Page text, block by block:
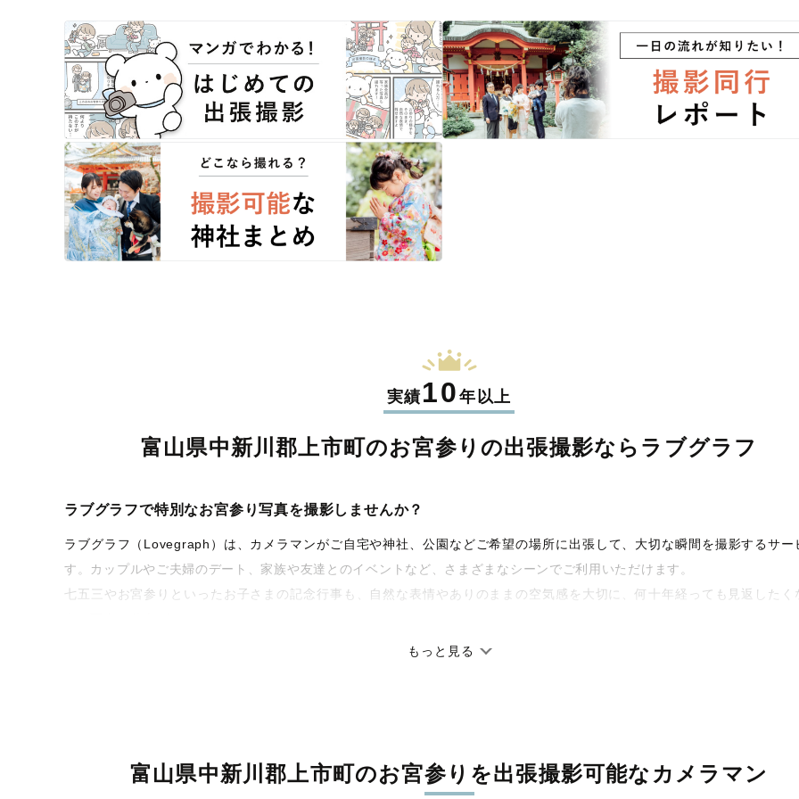
実績10年以上
富山県中新川郡上市町のお宮参りの出張撮影なら ラブグラフ
ラブグラフで特別なお宮参り写真を撮影しませんか？
ラブグラフ（Lovegraph）は、カメラマンがご自宅や神社、公園などご希望の場所に出張して、大切な瞬間を撮影するサー
す。カップルやご夫婦のデート、家族や友達とのイベントなど、さまざまなシーンでご利用いただけます。
七五三やお宮参りといったお子さまの記念行事も、自然な表情やありのままの空気感を大切に、何十年経っても見返したく
丁寧なレタッチで思い出を美しく仕上げます
もっと見る
富山県中新川郡上市町のお宮参りを出張撮影可能なカメラマン